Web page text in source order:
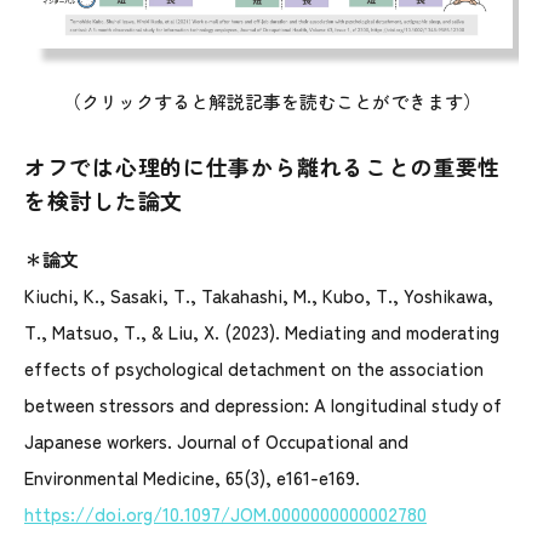
（クリックすると解説記事を読むことができます）
オフでは心理的に仕事から離れることの重要性
を検討した論文
＊論文
Kiuchi, K., Sasaki, T., Takahashi, M., Kubo, T., Yoshikawa,
T., Matsuo, T., & Liu, X. (2023). Mediating and moderating
effects of psychological detachment on the association
between stressors and depression: A longitudinal study of
Japanese workers. Journal of Occupational and
Environmental Medicine, 65(3), e161-e169.
https://doi.org/10.1097/JOM.0000000000002780